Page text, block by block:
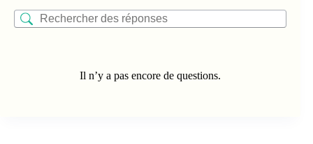
Il n’y a pas encore de questions.